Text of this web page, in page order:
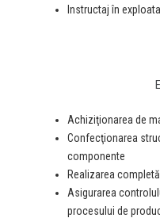
Instructaj în
Achiziţionarea de
Confecţionarea
componente
Realizarea
Asigurarea
procesului de